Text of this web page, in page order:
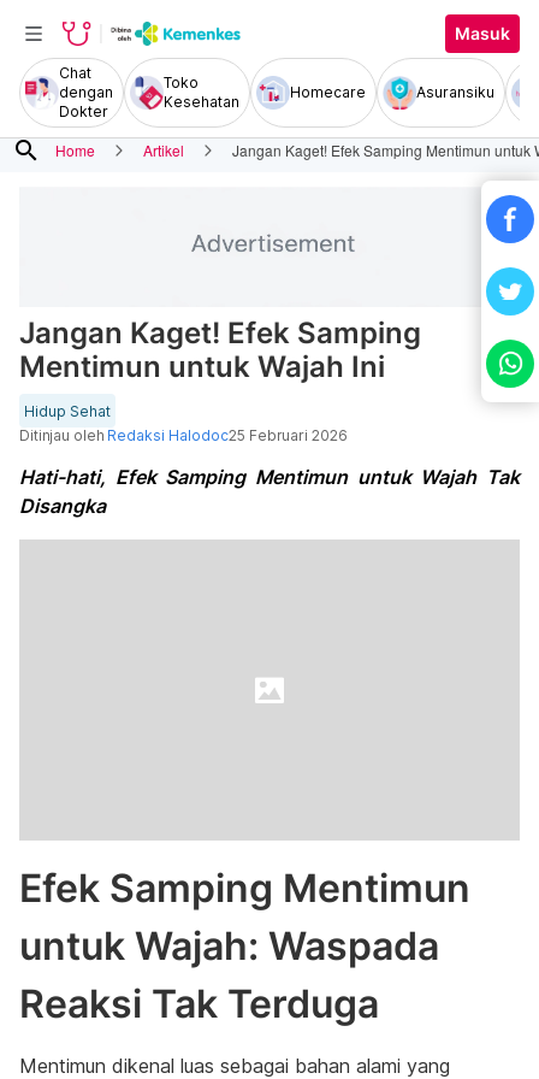
Masuk
Chat
dengan
Dokter
Toko
Kesehatan
Homecare Asuransiku
search Home Artikel Jangan Kaget! Efek Samping Mentimun untuk
Jangan Kaget! Efek Samping
Mentimun untuk Wajah Ini
Hidup Sehat
Ditinjau oleh Redaksi Halodoc25 Februari 2026
Hati-hati, Efek Samping Mentimun untuk Wajah Tak
Disangka
Efek Samping Mentimun
untuk Wajah: Waspada
Reaksi Tak Terduga
Mentimun dikenal luas sebagai bahan alami yang